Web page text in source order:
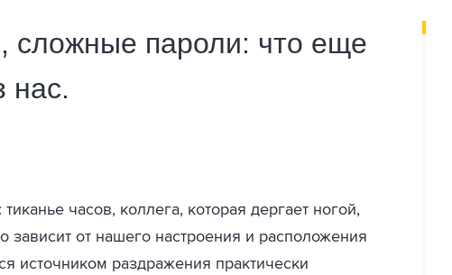
сложные пароли: что еще
нас.
часов, коллега, которая дергает ногой,
от нашего настроения и расположения
источником раздражения практически